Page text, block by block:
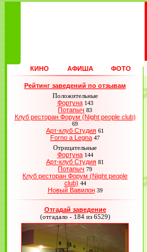
КИНО АФИША ФОТО
Рейтинг заведений по отзывам
Положительные
Фортуна 143
Потапыч 83
Клуб ресторан Форум (Night people club)
69
Арт-клуб Студия 61
Forno a Legna 47
Отрицательные
Фортуна 144
Арт-клуб Студия 81
Потапыч 79
Клуб ресторан Форум (Night people
club) 44
Новый Вавилон 39
Отгадай заведение
(отгадало - 184 из 6529)